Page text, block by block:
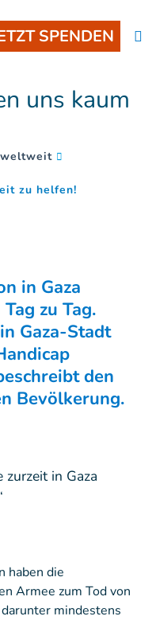
SPENDEN
uns kaum
weltweit
zu helfen!
in Gaza
zu Tag.
Gaza-Stadt
den
Bevölkerung.
zurzeit in Gaza
haben die
Armee zum Tod von
mindestens